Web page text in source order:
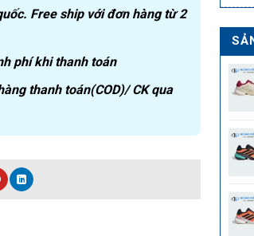
Free ship với đơn hàng từ 2
phí khi thanh toán
thanh toán(COD)/ CK qua